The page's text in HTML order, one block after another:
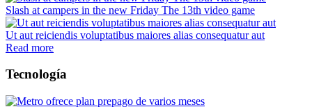
Slash at campers in the new Friday The 13th video game
Ut aut reiciendis voluptatibus maiores alias consequatur aut
Read more
Tecnología